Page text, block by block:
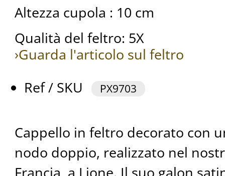
Altezza cupola : 10 cm
Qualità del feltro: 5X
›Guarda l'articolo sul feltro
Ref / SKU
PX9703
Cappello in feltro decorato con
nodo doppio, realizzato nel